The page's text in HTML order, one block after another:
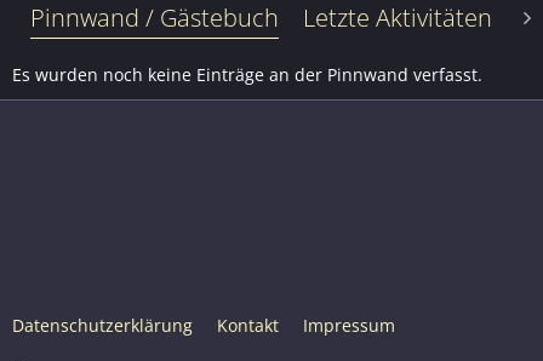
Pinnwand / Gästebuch Letzte Aktivitäten
Es wurden noch keine Einträge an der Pinnwand verfasst.
Datenschutzerklärung Kontakt Impressum